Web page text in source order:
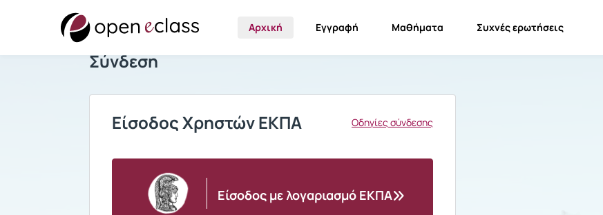
Αρχική Εγγραφή Μαθήματα Συχνές ερωτήσεις
Σύνδεση
Είσοδος Χρηστών ΕΚΠΑ Οδηγίες σύνδεσης
Είσοδος με λογαριασμό ΕΚΠΑ